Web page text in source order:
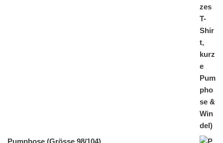
Pumphose (Grösse 98/104)